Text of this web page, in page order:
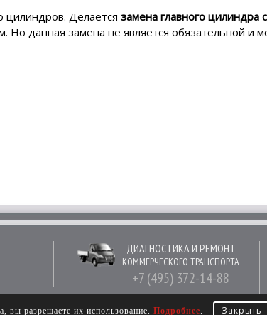
цилиндров. Делается замена главного
Но данная замена не является обязательной и
ДИАГНОСТИКА И РЕМОНТ
КОММЕРЧЕСКОГО ТРАНСПОРТА
+7 (495) 372-14-88
вы разрешаете их использование. Подробнее. Закрыть